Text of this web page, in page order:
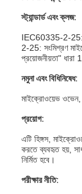
স্ট্যান্ডার্ড এবং ক্লজ:
IEC60335-2-25:
2-25: সংমিশ্রণ
প্রয়োজনীয়তা" ধারা
নমুনা এবং বিধিনিষেধ:
মাইক্রোওয়েভ ওভেন,
প্রয়োগ:
এটি হিঙ্গস,
করতে ব্যবহৃত হয়,
নির্মিত হবে।
পরীক্ষার নীতি: